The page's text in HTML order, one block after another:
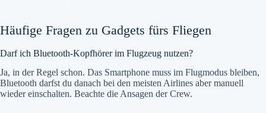
Häufige Fragen zu Gadgets fürs Fliegen
Darf ich Bluetooth-Kopfhörer im Flugzeug nutzen?
Ja, in der Regel schon. Das Smartphone muss im Flugmodus bleiben,
Bluetooth darfst du danach bei den meisten Airlines aber manuell
wieder einschalten. Beachte die Ansagen der Crew.